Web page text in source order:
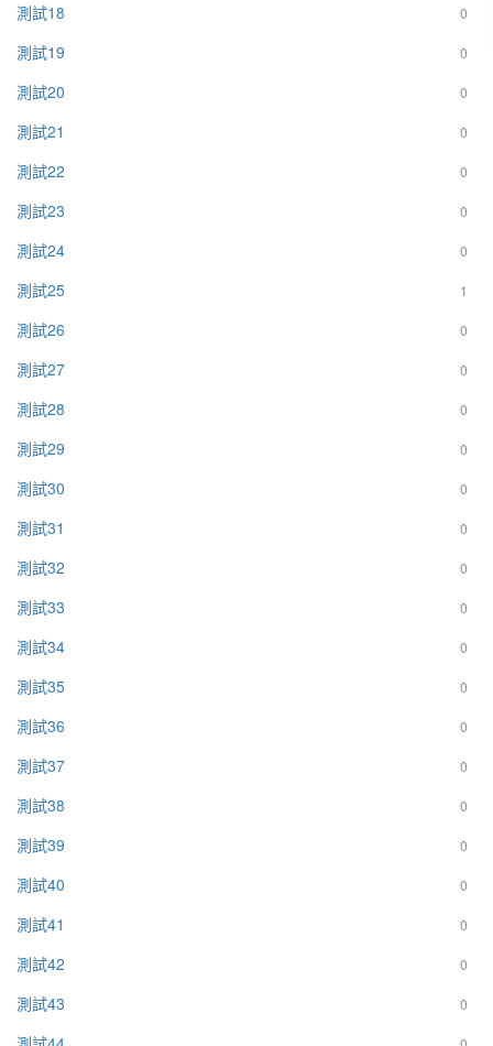
0
測試18
0
測試19
0
測試20
0
測試21
0
測試22
0
測試23
0
測試24
1
測試25
0
測試26
0
測試27
0
測試28
0
測試29
0
測試30
0
測試31
0
測試32
0
測試33
0
測試34
0
測試35
0
測試36
0
測試37
0
測試38
0
測試39
0
測試40
0
測試41
0
測試42
0
測試43